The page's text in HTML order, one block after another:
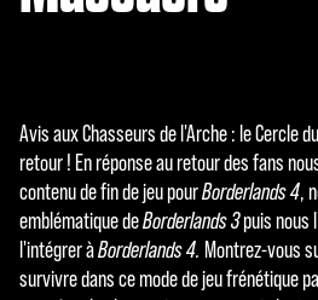
Avis aux Chasseurs de l'Arche : le Cercle
retour ! En réponse au retour des fans
contenu de fin de jeu pourBorderlands 4,
emblématique deBorderlands 3puis nous
l'intégrer àBorderlands 4. Montrez-vous
survivre dans ce mode de jeu frénétique